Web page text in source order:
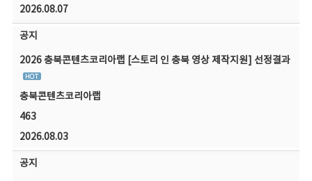
2026.08.07
공지
2026 충북콘텐츠코리아랩 [스토리 인 충북 영상 제작지원] 선정결과
충북콘텐츠코리아랩
463
2026.08.03
공지